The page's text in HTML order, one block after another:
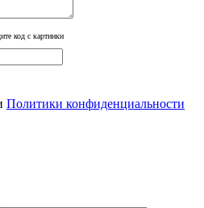
код с картинки
Политики конфиденциальности